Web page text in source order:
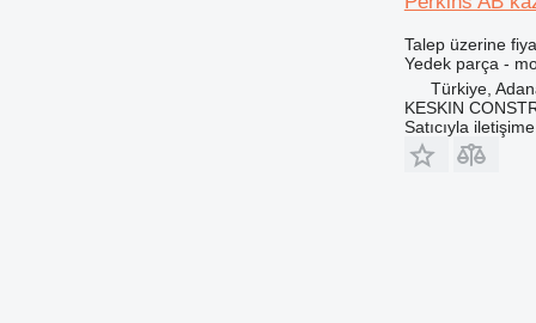
Talep üzerine
Yedek parça -
Türkiye,
KESKIN
Satıcıyla